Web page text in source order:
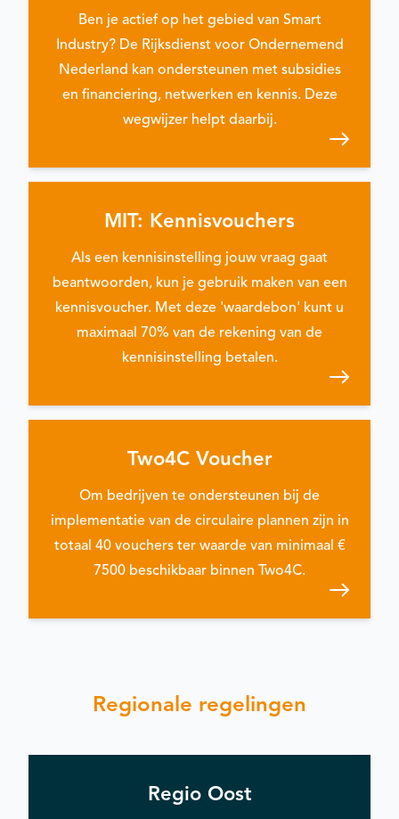
Ben je actief op het gebied van Smart
Industry? De Rijksdienst voor Ondernemend
Nederland kan ondersteunen met subsidies
en financiering, netwerken en kennis. Deze
wegwijzer helpt daarbij.
MIT: Kennisvouchers
Als een kennisinstelling jouw vraag gaat
beantwoorden, kun je gebruik maken van een
kennisvoucher. Met deze 'waardebon' kunt u
maximaal 70% van de rekening van de
kennisinstelling betalen.
Two4C Voucher
Om bedrijven te ondersteunen bij de
implementatie van de circulaire plannen zijn in
totaal 40 vouchers ter waarde van minimaal €
7500 beschikbaar binnen Two4C.
Regionale regelingen
Regio Oost